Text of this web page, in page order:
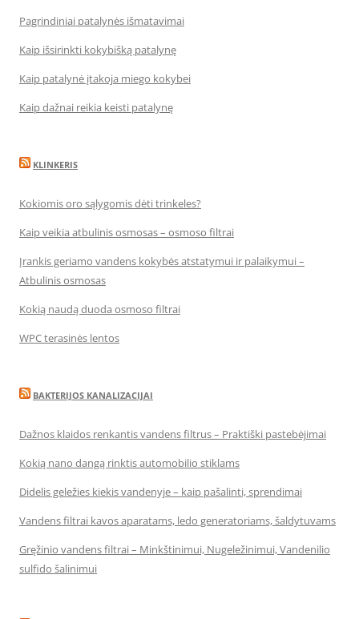
Pagrindiniai patalynės išmatavimai
Kaip išsirinkti kokybišką patalynę
Kaip patalynė įtakoja miego kokybei
Kaip dažnai reikia keisti patalynę
KLINKERIS
Kokiomis oro sąlygomis dėti trinkeles?
Kaip veikia atbulinis osmosas – osmoso filtrai
Įrankis geriamo vandens kokybės atstatymui ir palaikymui –
Atbulinis osmosas
Kokią naudą duoda osmoso filtrai
WPC terasinės lentos
BAKTERIJOS KANALIZACIJAI
Dažnos klaidos renkantis vandens filtrus – Praktiški pastebėjimai
Kokią nano dangą rinktis automobilio stiklams
Didelis geležies kiekis vandenyje – kaip pašalinti, sprendimai
Vandens filtrai kavos aparatams, ledo generatoriams, šaldytuvams
Gręžinio vandens filtrai – Minkštinimui, Nugeležinimui, Vandenilio
sulfido šalinimui